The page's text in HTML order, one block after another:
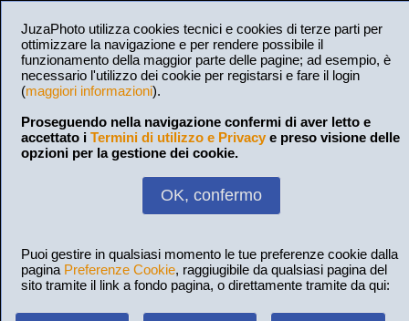
JuzaPhoto utilizza cookies tecnici e cookies di terze parti per
ottimizzare la navigazione e per rendere possibile il
funzionamento della maggior parte delle pagine; ad esempio, è
necessario l'utilizzo dei cookie per registarsi e fare il login
(maggiori informazioni).
Proseguendo nella navigazione confermi di aver letto e
accettato i Termini di utilizzo e Privacy e preso visione delle
opzioni per la gestione dei cookie.
OK, confermo
Puoi gestire in qualsiasi momento le tue preferenze cookie dalla
pagina Preferenze Cookie, raggiugibile da qualsiasi pagina del
sito tramite il link a fondo pagina, o direttamente tramite da qui: